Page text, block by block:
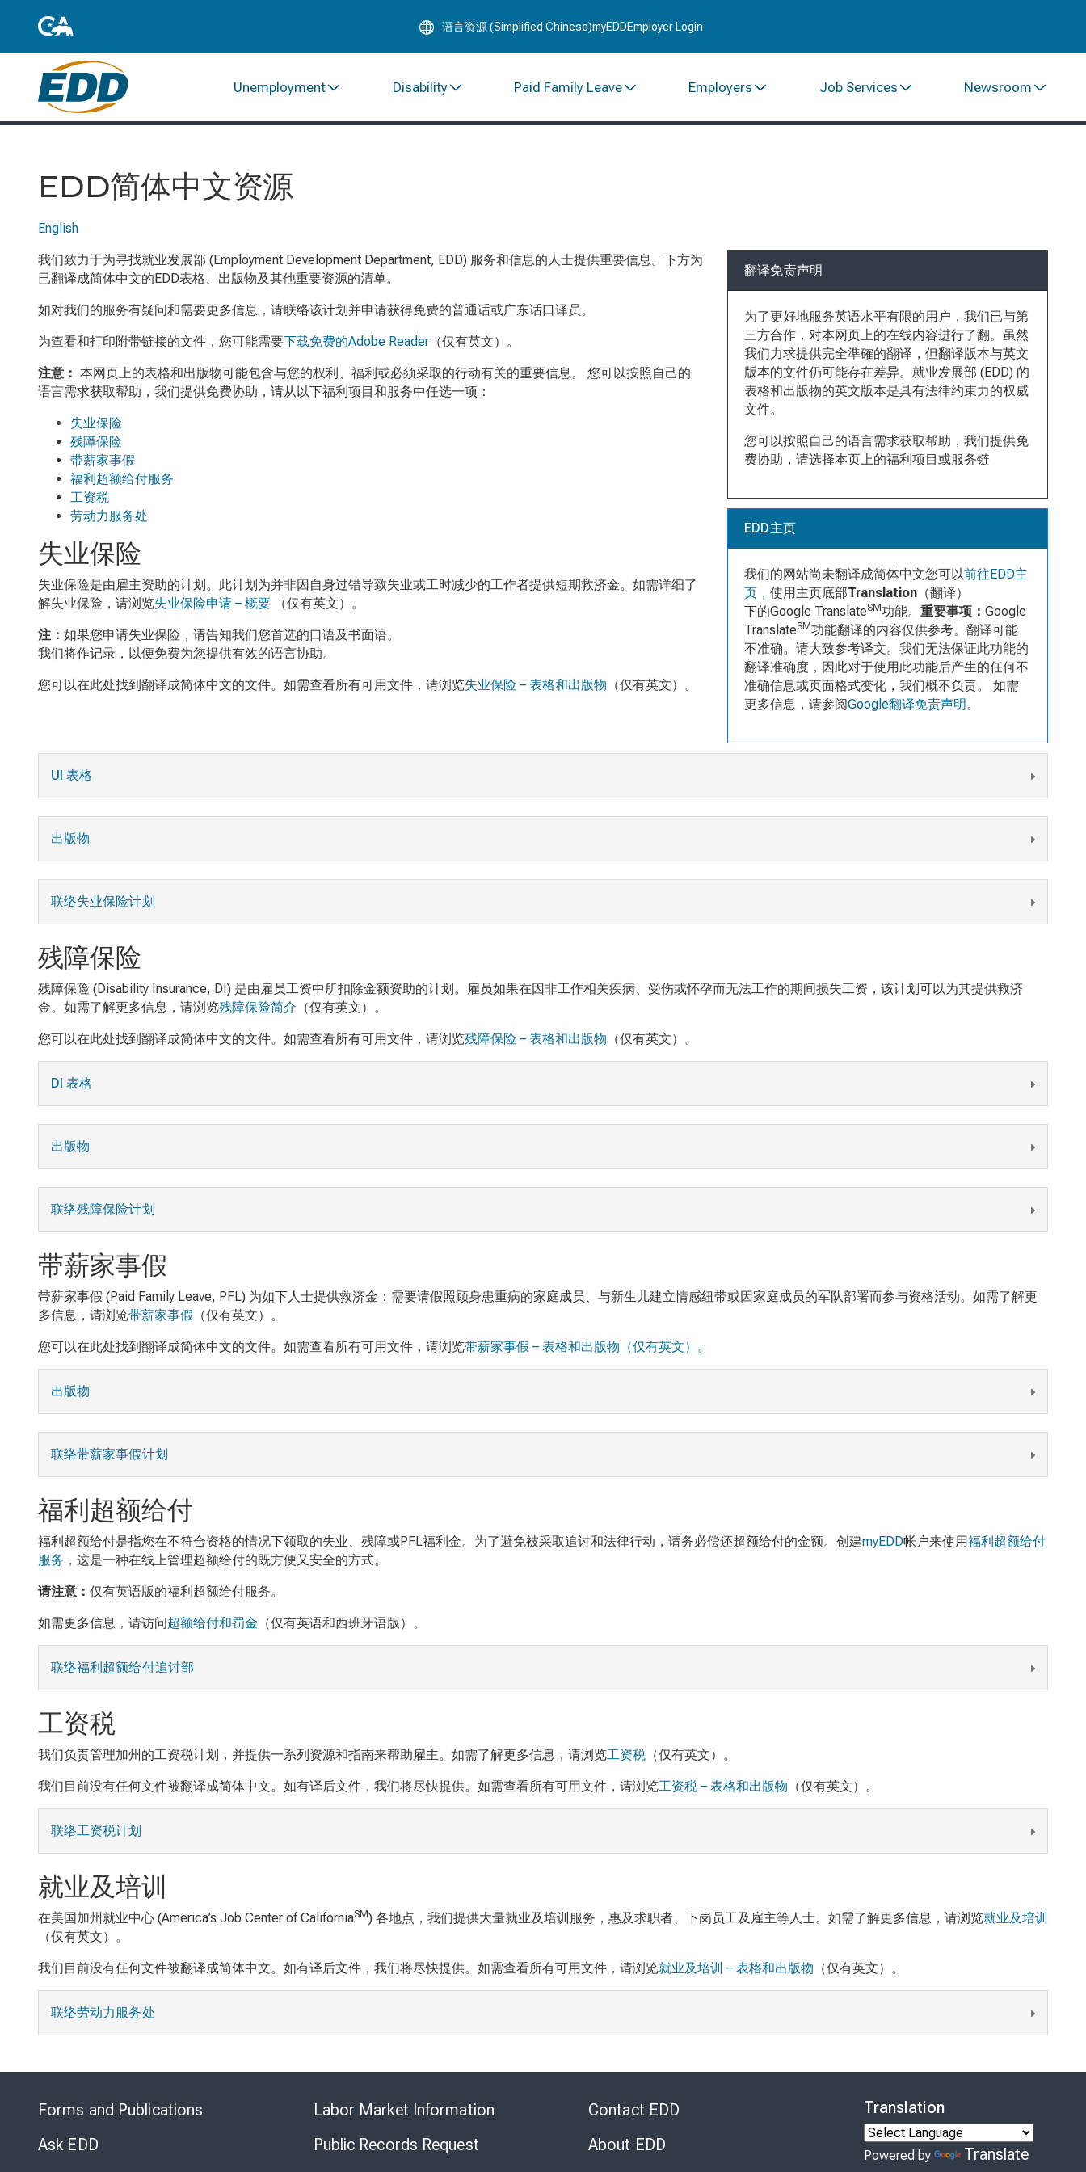
to
语言资源 (Simplified Chinese)myEDDEmployer Login
Unemployment Disability Paid Family Leave Employers Job Services Newsroom
EDD简体中文资源
English
我们致力于为寻找就业发展部 (Employment Development Department, EDD) 服务和信息的人士提供重要信息。下方为
已翻译成简体中文的EDD表格、出版物及其他重要资源的清单。
如对我们的服务有疑问和需要更多信息，请联络该计划并申请获得免费的普通话或广东话口译员。
为查看和打印附带链接的文件，您可能需要下载免费的Adobe Reader （仅有英文）。
注意： 本网页上的表格和出版物可能包含与您的权利、福利或必须采取的行动有关的重要信息。
您可以按照自己的
语言需求获取帮助，我们提供免费协助，请从以下福利项目和服务中任选一项：
失业保险
残障保险
带薪家事假
福利超额给付服务
工资税
劳动力服务处
失业保险
失业保险是由雇主资助的计划。此计划为并非因自身过错导致失业或工时减少的工作者提供短期救济金。如需详细了
解失业保险，请浏览失业保险申请 – 概要 （仅有英文） 。
注： 如果您申请失业保险，请告知我们您首选的口语及书面语。
我们将作记录，以便免费为您提供有效的语言协助。
您可以在此处找到翻译成简体中文的文件。如需查看所有可用文件，请浏览失业保险 – 表格和出版物 （仅有英文）。
翻译免责声明
为了更好地服务英语水平有限的用户，我们已与第
三方合作，对本网页上的在线内容进行了翻。虽然
我们力求提供完全準確的翻译，但翻译版本与英文
版本的文件仍可能存在差异。就业发展部 (EDD) 的
表格和出版物的英文版本是具有法律约束力的权威
文件。
您可以按照自己的语言需求获取帮助，我们提供免
费协助，请选择本页上的福利项目或服务链
EDD主页
我们的网站尚未翻译成简体中文您可以前往EDD主
页，使用主页底部Translation （翻译）
下的Google TranslateSM功能。重要事项：Google
TranslateSM功能翻译的内容仅供参考。翻译可能
不准确。请大致参考译文。我们无法保证此功能的
翻译准确度，因此对于使用此功能后产生的任何不
准确信息或页面格式变化，我们概不负责。 如需
更多信息，请参阅Google翻译免责声明。
UI 表格
出版物
联络失业保险计划
残障保险
残障保险 (Disability Insurance, DI) 是由雇员工资中所扣除金额资助的计划。雇员如果在因非工作相关疾病、受伤或怀孕而无法工作的期间损失工资，该计划可以为其提供救济
金。如需了解更多信息，请浏览残障保险简介 （仅有英文）。
您可以在此处找到翻译成简体中文的文件。如需查看所有可用文件，请浏览残障保险 – 表格和出版物 （仅有英文）。
DI 表格
出版物
联络残障保险计划
带薪家事假
带薪家事假 (Paid Family Leave, PFL) 为如下人士提供救济金：需要请假照顾身患重病的家庭成员、与新生儿建立情感纽带或因家庭成员的军队部署而参与资格活动。如需了解更
多信息，请浏览带薪家事假 （仅有英文）。
您可以在此处找到翻译成简体中文的文件。如需查看所有可用文件，请浏览带薪家事假 – 表格和出版物（仅有英文）。
出版物
联络带薪家事假计划
福利超额给付
福利超额给付是指您在不符合资格的情况下领取的失业、残障或PFL福利金。为了避免被采取追讨和法律行动，请务必偿还超额给付的金额。创建myEDD帐户来使用福利超额给付
服务 ，这是一种在线上管理超额给付的既方便又安全的方式。
请注意： 仅有英语版的福利超额给付服务。
如需更多信息，请访问超额给付和罚金 （仅有英语和西班牙语版）。
联络福利超额给付追讨部
工资税
我们负责管理加州的工资税计划，并提供一系列资源和指南来帮助雇主。如需了解更多信息，请浏览工资税 （仅有英文） 。
我们目前没有任何文件被翻译成简体中文。如有译后文件，我们将尽快提供。如需查看所有可用文件，请浏览工资税 – 表格和出版物 （仅有英文）。
联络工资税计划
就业及培训
在美国加州就业中心 (America’s Job Center of CaliforniaSM) 各地点，我们提供大量就业及培训服务，惠及求职者、下岗员工及雇主等人士。如需了解更多信息，请浏览就业及培训
（仅有英文）。
我们目前没有任何文件被翻译成简体中文。如有译后文件，我们将尽快提供。如需查看所有可用文件，请浏览就业及培训 – 表格和出版物 （仅有英文）。
联络劳动力服务处
Forms and Publications
Ask EDD
Labor Market Information
Public Records Request
Contact EDD
About EDD
Translation
Powered by Translate